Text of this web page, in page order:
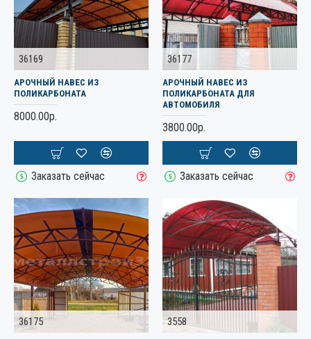
36169
АРОЧНЫЙ НАВЕС ИЗ
ПОЛИКАРБОНАТА
8000.00р.
Заказать сейчас
36177
АРОЧНЫЙ НАВЕС ИЗ
ПОЛИКАРБОНАТА ДЛЯ
АВТОМОБИЛЯ
3800.00р.
Заказать сейчас
36175 3558